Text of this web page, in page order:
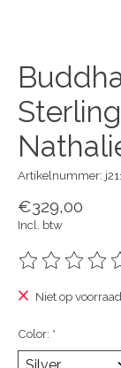
Artikelnummer:
€329,00
Incl. btw
De
Niet op voorraad
Color: *